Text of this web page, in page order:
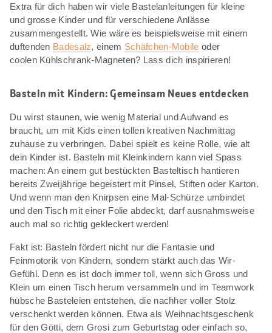
Extra für dich haben wir viele Bastelanleitungen für kleine
und grosse Kinder und für verschiedene Anlässe
zusammengestellt. Wie wäre es beispielsweise mit einem
duftenden Badesalz, einem Schäfchen-Mobile oder
coolen Kühlschrank-Magneten? Lass dich inspirieren!
Basteln mit Kindern: Gemeinsam Neues entdecken
Du wirst staunen, wie wenig Material und Aufwand es
braucht, um mit Kids einen tollen kreativen Nachmittag
zuhause zu verbringen. Dabei spielt es keine Rolle, wie alt
dein Kinder ist. Basteln mit Kleinkindern kann viel Spass
machen: An einem gut bestückten Basteltisch hantieren
bereits Zweijährige begeistert mit Pinsel, Stiften oder Karton.
Und wenn man den Knirpsen eine Mal-Schürze umbindet
und den Tisch mit einer Folie abdeckt, darf ausnahmsweise
auch mal so richtig gekleckert werden!
Fakt ist: Basteln fördert nicht nur die Fantasie und
Feinmotorik von Kindern, sondern stärkt auch das Wir-
Gefühl. Denn es ist doch immer toll, wenn sich Gross und
Klein um einen Tisch herum versammeln und im Teamwork
hübsche Basteleien entstehen, die nachher voller Stolz
verschenkt werden können. Etwa als Weihnachtsgeschenk
für den Götti, dem Grosi zum Geburtstag oder einfach so,